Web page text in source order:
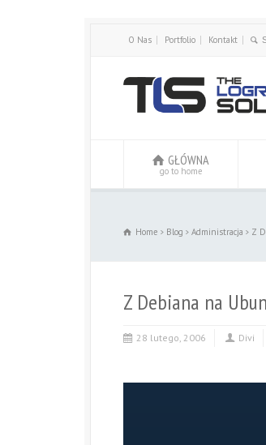
O Nas Portfolio Kontakt
GŁÓWNA
go to home
Home Blog Administracja Z
Z Debiana na
28 lutego, 2006 Divi